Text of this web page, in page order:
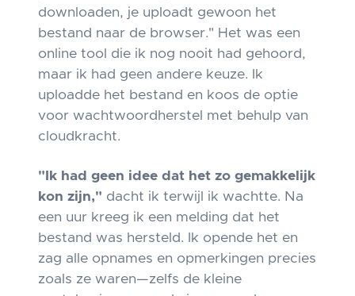
downloaden, je uploadt gewoon het
bestand naar de browser." Het was een
online tool die ik nog nooit had gehoord,
maar ik had geen andere keuze. Ik
uploadde het bestand en koos de optie
voor wachtwoordherstel met behulp van
cloudkracht.
"Ik had geen idee dat het zo gemakkelijk
kon zijn," dacht ik terwijl ik wachtte. Na
een uur kreeg ik een melding dat het
bestand was hersteld. Ik opende het en
zag alle opnames en opmerkingen precies
zoals ze waren—zelfs de kleine